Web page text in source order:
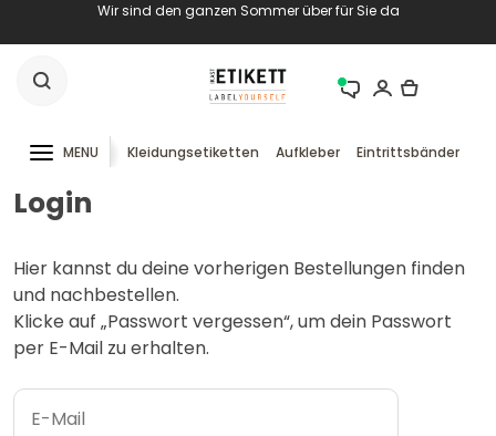
Wir sind den ganzen Sommer über für Sie da
MENU Kleidungsetiketten Aufkleber Eintrittsbänder
Login
Hier kannst du deine vorherigen Bestellungen finden
und nachbestellen.
Klicke auf „Passwort vergessen“, um dein Passwort
per E-Mail zu erhalten.